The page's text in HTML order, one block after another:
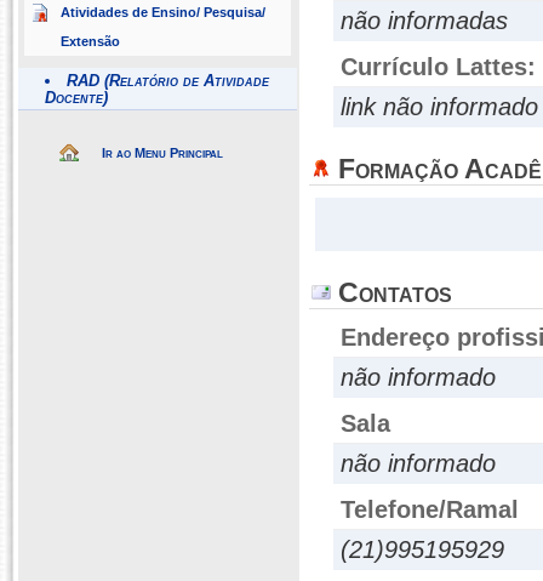
Atividades de Ensino/ Pesquisa/
Extensão
RAD (Relatório de Atividade
Docente)
Ir ao Menu Principal
não informadas
Currículo Lattes:
link não informado
Formação
Contatos
Endereço
não informado
Sala
não informado
Telefone/Ramal
(21)995195929